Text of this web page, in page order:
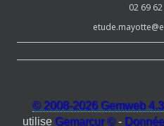
02 69
© 2008-2026 Gemweb
utilise Gemarcur © -